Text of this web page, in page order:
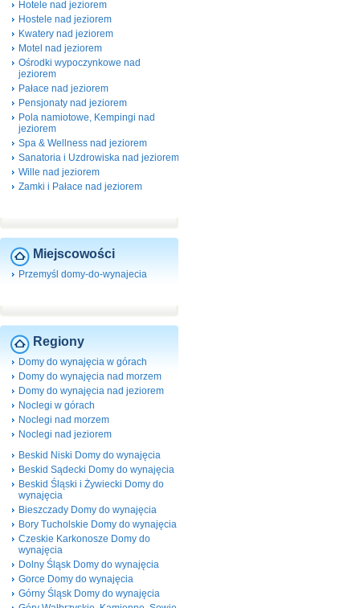
Hotele nad jeziorem
Hostele nad jeziorem
Kwatery nad jeziorem
Motel nad jeziorem
Ośrodki wypoczynkowe nad
jeziorem
Pałace nad jeziorem
Pensjonaty nad jeziorem
Pola namiotowe, Kempingi nad
jeziorem
Spa & Wellness nad jeziorem
Sanatoria i Uzdrowiska nad jeziorem
Wille nad jeziorem
Zamki i Pałace nad jeziorem
Miejscowości
Przemyśl domy-do-wynajecia
Regiony
Domy do wynajęcia w górach
Domy do wynajęcia nad morzem
Domy do wynajęcia nad jeziorem
Noclegi w górach
Noclegi nad morzem
Noclegi nad jeziorem
Beskid Niski Domy do wynajęcia
Beskid Sądecki Domy do wynajęcia
Beskid Śląski i Żywiecki Domy do
wynajęcia
Bieszczady Domy do wynajęcia
Bory Tucholskie Domy do wynajęcia
Czeskie Karkonosze Domy do
wynajęcia
Dolny Śląsk Domy do wynajęcia
Gorce Domy do wynajęcia
Górny Śląsk Domy do wynajęcia